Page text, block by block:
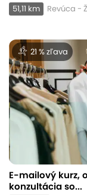
51,11 km Revúca -
21 % zľava
E-mailový kurz,
konzultácia so...